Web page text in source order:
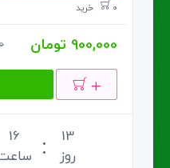
0 خرید
900,000 تومان
13
روز
16